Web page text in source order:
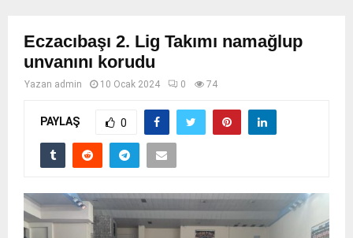
Eczacıbaşı 2. Lig Takımı namağlup
unvanını korudu
Yazan admin 10 Ocak 2024 0 74
PAYLAŞ 0